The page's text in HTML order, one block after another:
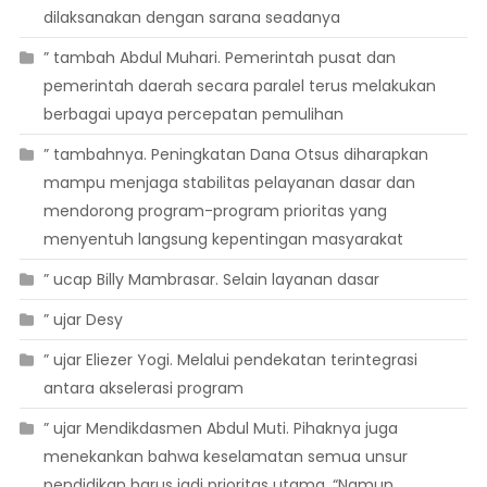
dilaksanakan dengan sarana seadanya
” tambah Abdul Muhari. Pemerintah pusat dan
pemerintah daerah secara paralel terus melakukan
berbagai upaya percepatan pemulihan
” tambahnya. Peningkatan Dana Otsus diharapkan
mampu menjaga stabilitas pelayanan dasar dan
mendorong program-program prioritas yang
menyentuh langsung kepentingan masyarakat
” ucap Billy Mambrasar. Selain layanan dasar
” ujar Desy
” ujar Eliezer Yogi. Melalui pendekatan terintegrasi
antara akselerasi program
” ujar Mendikdasmen Abdul Muti. Pihaknya juga
menekankan bahwa keselamatan semua unsur